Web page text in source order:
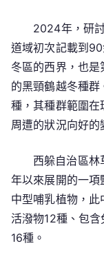
2024年，研
道域初次記載到
冬區的西界，也
的黑頸鶴越冬種
種，其種群範圍在
周遭的狀況向好的
西躲自治區林
年以來展開的一
中型哺乳植物，
活潑物12種、包
16種。